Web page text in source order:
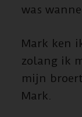
was
Mark ken
zolang ik
mijn
Mark.